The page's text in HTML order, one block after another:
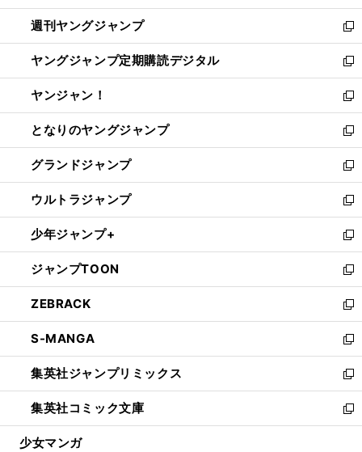
開
く
ウ
で
開
く
ン
ド
ウ
で
開
く
ウ
ィ
ン
ド
ウ
で
開
く
週刊ヤングジャンプ
新
し
い
ウ
ィ
ン
ド
ウ
で
開
く
ヤングジャンプ定期購読デジタル
新
し
い
ウ
ィ
ン
ド
ウ
で
開
く
ヤンジャン！
新
し
い
ウ
ィ
ン
ド
ウ
で
開
く
となりのヤングジャンプ
新
し
い
ウ
ィ
ン
ド
ウ
で
開
く
グランドジャンプ
新
し
い
ウ
ィ
ン
ド
ウ
で
開
く
ウルトラジャンプ
新
し
い
ウ
ィ
ン
ド
ウ
で
開
く
少年ジャンプ+
新
し
い
ウ
ィ
ン
ド
ウ
で
開
く
ジャンプTOON
新
し
い
ウ
ィ
ン
ド
ウ
で
開
ZEBRACK
新
し
い
ウ
ィ
ン
ド
ウ
S-MANGA
新
し
い
ウ
ィ
ン
集英社ジャンプリミックス
新
し
い
ウ
集英社コミック文庫
新
し
少女マンガ